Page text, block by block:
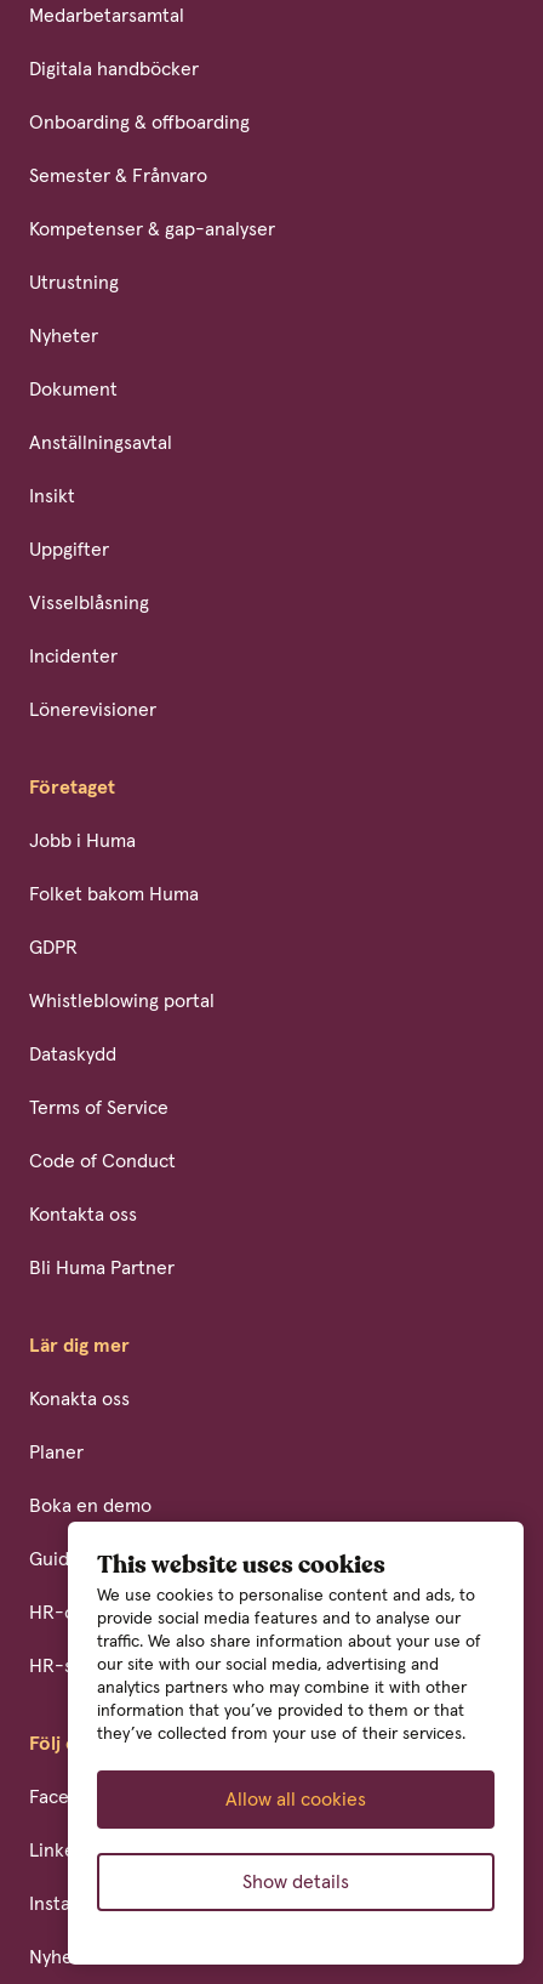
This website uses cookies
We use cookies to personalise content and ads, to
provide social media features and to analyse our
traffic. We also share information about your use of
our site with our social media, advertising and
analytics partners who may combine it with other
information that you’ve provided to them or that
they’ve collected from your use of their services.
Allow all cookies
Show details
Medarbetarsamtal
Digitala handböcker
Onboarding & offboarding
Semester & Frånvaro
Kompetenser & gap-analyser
Utrustning
Nyheter
Dokument
Anställningsavtal
Insikt
Uppgifter
Visselblåsning
Incidenter
Lönerevisioner
Företaget
Jobb i Huma
Folket bakom Huma
GDPR
Whistleblowing portal
Dataskydd
Terms of Service
Code of Conduct
Kontakta oss
Bli Huma Partner
Lär dig mer
Konakta oss
Planer
Boka en demo
Guider
HR-ordboken
HR-system
Följ oss
Facebook
LinkedIn
Instagram
Nyhetsbrev